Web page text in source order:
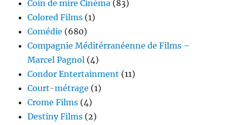
Coin de mire Cinéma (83)
Colored Films (1)
Comédie (680)
Compagnie Méditérranéenne de Films –
Marcel Pagnol (4)
Condor Entertainment (11)
Court-métrage (1)
Crome Films (4)
Destiny Films (2)